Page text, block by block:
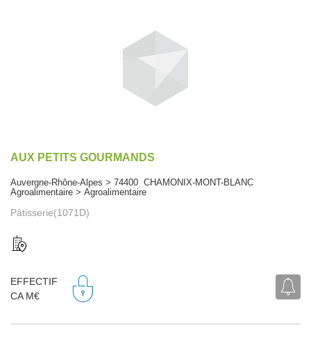
AUX PETITS GOURMANDS
Auvergne-Rhône-Alpes > 74400 CHAMONIX-MONT-BLANC
Agroalimentaire > Agroalimentaire
Pâtisserie(1071D)
EFFECTIF
CA M€